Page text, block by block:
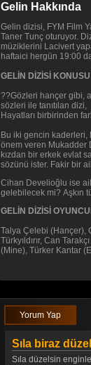
Gelin Hakkında
Gelin dizisi, FYM Film
Taner Tunç oturuyor.
müziklerini Lacivert
haftaici hergün 19:00
GELİN DİZİSİ KONUSU
??Gözleri hançer gibi,
sözleri ile tanıtılan dizi,
Hayatları birbirinden
Bu iki gencin kaderleri,
önem veren Mukadder
kızdan bir erkek evlat
sözünü ister. Fakir bir
Cihan Develioğlu ise
gelebilecek mi? Aşkın
GELİN DİZİSİ
Talya Çelebi (Hançer),
Türkyıldırır, Can
(Mine), Türker Kantar
Yorum Yap
Sıla biraz
Sıla düzelsin